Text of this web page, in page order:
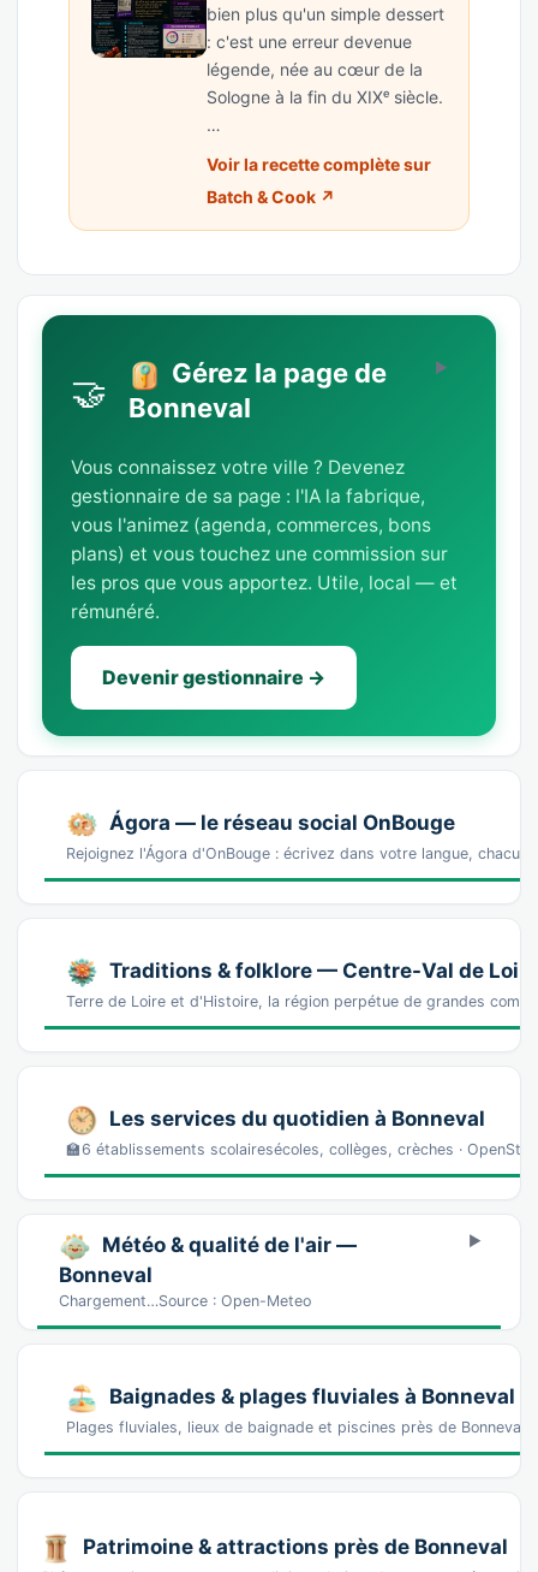
bien plus qu'un simple dessert
: c'est une erreur devenue
légende, née au cœur de la
Sologne à la fin du XIXᵉ siècle.
…
Voir la recette complète sur
Batch & Cook ↗
🤝
Gérez la page de
Bonneval
Vous connaissez votre ville ? Devenez
gestionnaire de sa page : l'IA la fabrique,
vous l'animez (agenda, commerces, bons
plans) et vous touchez une commission sur
les pros que vous apportez. Utile, local — et
rémunéré.
Devenir gestionnaire →
Ágora — le réseau social OnBouge
Rejoignez l'Ágora d'OnBouge : écrivez dans votre langue,
Traditions & folklore — Centre-Val de Loire
Terre de Loire et d'Histoire, la région perpétue de grandes
Les services du quotidien à Bonneval
🏫6 établissements scolairesécoles, collèges, crèches ·
Météo & qualité de l'air —
Bonneval
Chargement…Source : Open-Meteo
Baignades & plages fluviales à Bonneval
Plages fluviales, lieux de baignade et piscines près de Bonneval
Patrimoine & attractions près de Bonneval